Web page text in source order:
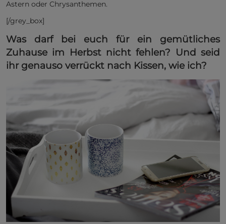
Astern oder Chrysanthemen.
[/grey_box]
Was darf bei euch für ein gemütliches
Zuhause im Herbst nicht fehlen? Und seid
ihr genauso verrückt nach Kissen, wie ich?